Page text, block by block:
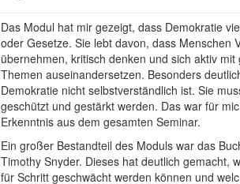
Das Modul hat mir gezeigt, dass Demokratie
oder Gesetze. Sie lebt davon, dass Menschen
übernehmen, kritisch denken und sich aktiv mit
Themen auseinandersetzen. Besonders
Demokratie nicht selbstverständlich ist. Sie
geschützt und gestärkt werden. Das war für
Erkenntnis aus dem gesamten Seminar.
Ein großer Bestandteil des Moduls war das
Timothy Snyder. Dieses hat deutlich gemacht,
für Schritt geschwächt werden können und